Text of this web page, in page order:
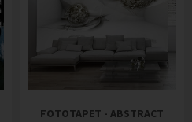
FOTOTAPET - ABSTRACT